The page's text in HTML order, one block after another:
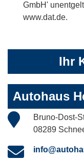
GmbH'
www.dat.de.
Ihr
Autohaus
Bruno-Dost-
08289